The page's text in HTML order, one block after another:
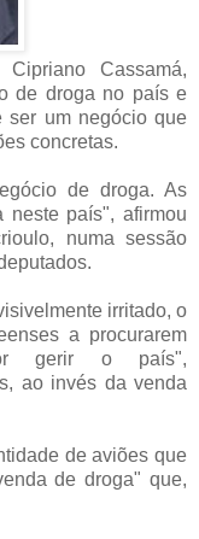
Cassamá,
de droga no país e
ser um negócio que
concretas.
de droga. As
neste país", afirmou
numa sessão
irritado, o
a procurarem
gerir o país",
ao invés da venda
de aviões que
de droga" que,